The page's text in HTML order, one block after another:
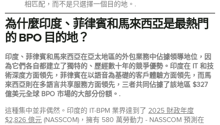
相匹配，而不是只選擇一個目的地。.
為什麼印度、菲律賓和馬來西亞是最熱門
的 BPO 目的地？
印度、菲律賓和馬來西亞在亞太地區的外包業務中佔據領導地位，因
為它們各自都建立了獨特的、歷經數十年的競爭優勢。印度在 IT 和技
術深度方面領先，菲律賓在以語音為基礎的客戶體驗方面領先，而馬
來西亞則在多語言共享服務方面領先，三者共同佔據了該地區 $327
億美元全球 BPO 市場的大部分份額。.
這種集中並非偶然。印度的 IT-BPM 業界達到了 2025 財政年度
$2,826 億元 (NASSCOM)，擁有 580 萬勞動力 - NASSCOM 預測在